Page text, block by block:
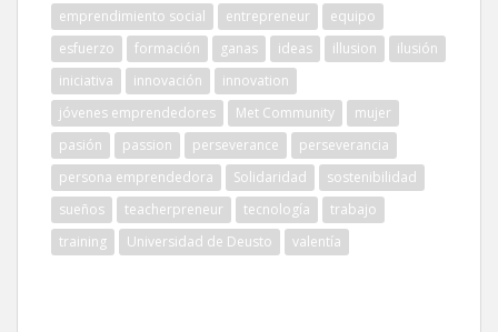
emprendimiento social
entrepreneur
equipo
esfuerzo
formación ganas ideas illusion
ilusión
iniciativa
innovación
innovation
jóvenes emprendedores
Met Community
mujer
pasión
passion perseverance
perseverancia
persona emprendedora
Solidaridad
sostenibilidad
sueños
teacherpreneur tecnología
trabajo
training
Universidad de Deusto valentía